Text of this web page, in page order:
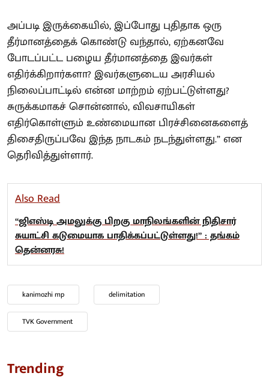
அப்படி இருக்கையில், இப்போது புதிதாக ஒரு
தீர்மானத்தைக் கொண்டு வந்தால், ஏற்கனவே
போடப்பட்ட பழைய தீர்மானத்தை இவர்கள்
எதிர்க்கிறார்களா? இவர்களுடைய அரசியல்
நிலைப்பாட்டில் என்ன மாற்றம் ஏற்பட்டுள்ளது?
சுருக்கமாகச் சொன்னால், விவசாயிகள்
எதிர்கொள்ளும் உண்மையான பிரச்சினைகளைத்
திசைதிருப்பவே இந்த நாடகம் நடந்துள்ளது.” என
தெரிவித்துள்ளார்.
Also Read
“ஜிஎஸ்டி அமலுக்கு பிறகு மாநிலங்களின் நிதிசார்
சுயாட்சி கடுமையாக பாதிக்கப்பட்டுள்ளது!” : தங்கம்
தென்னரசு!
kanimozhi mp delimitation
TVK Government
Trending